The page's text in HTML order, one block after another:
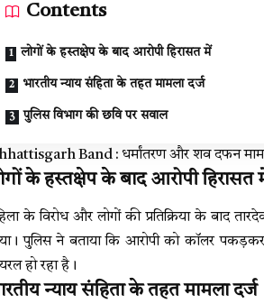
Contents
लोगों के हस्तक्षेप के बाद आरोपी हिरासत में
भारतीय न्याय संहिता के तहत मामला दर्ज
पुलिस विभाग की छवि पर सवाल
Band : धर्मांतरण और शव दफन
के हस्तक्षेप के बाद आरोपी हिरासत
के विरोध और लोगों की प्रतिक्रिया के बाद
पुलिस ने बताया कि आरोपी को कॉलर
हो रहा है।
न्याय संहिता के तहत मामला दर्ज